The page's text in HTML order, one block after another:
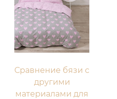
Сравнение бязи с
другими
материалами для